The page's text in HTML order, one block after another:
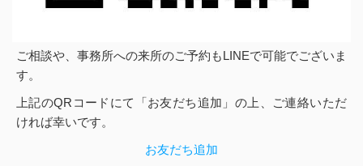
ご相談や、事務所への来所のご予約もLINEで可能でございま
す。
上記のQRコードにて「お友だち追加」の上、ご連絡いただ
ければ幸いです。
お友だち追加